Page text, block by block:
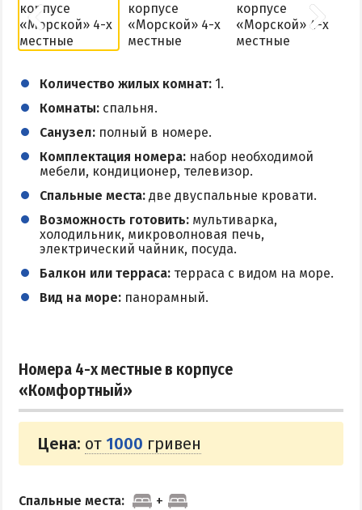
Количество жилых комнат: 1.
Комнаты: спальня.
Санузел: полный в номере.
Комплектация номера: набор необходимой
мебели, кондиционер, телевизор.
Спальные места: две двуспальные кровати.
Возможность готовить: мультиварка,
холодильник, микроволновая печь,
электрический чайник, посуда.
Балкон или терраса: терраса с видом на море.
Вид на море: панорамный.
Номера 4-х местные в корпусе
«Комфортный»
Цена: от 1000 гривен
Спальные места: